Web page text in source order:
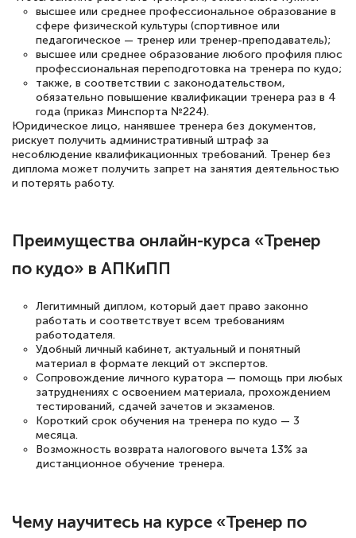
подчеркуть, что при обращении
оперативно связались со мной
специалисты, ответили на все
интересующие вопросы и в течении
двух…
Светлана К
Знаток города 7 уровня
Оставила заявку на обучение онлайн, мне
быстро ответили, разъяснили все детали.
количество тематической литературы,
пособий и учебников доступно на время
прохождения курса, удобная система
аттестации, проблем не возникло ни на
каком этапе…
высшее или среднее профессиональное образование в
сфере физической культуры (спортивное или
педагогическое — тренер или тренер-преподаватель);
высшее или среднее образование любого профиля плюс
профессиональная переподготовка на тренера по кудо;
также, в соответствии с законодательством,
обязательно повышение квалификации тренера раз в 4
года (приказ Минспорта №224).
Юридическое лицо, нанявшее тренера без документов,
рискует получить административный штраф за
несоблюдение квалификационных требований. Тренер без
диплома может получить запрет на занятия деятельностью
и потерять работу.
Преимущества онлайн-курса «Тренер
по кудо» в АПКиПП
Легитимный диплом, который дает право законно
работать и соответствует всем требованиям
работодателя.
Удобный личный кабинет, актуальный и понятный
материал в формате лекций от экспертов.
Сопровождение личного куратора — помощь при любых
затруднениях с освоением материала, прохождением
тестирований, сдачей зачетов и экзаменов.
Короткий срок обучения на тренера по кудо — 3
месяца.
Возможность возврата налогового вычета 13% за
дистанционное обучение тренера.
Чему научитесь на курсе «Тренер по